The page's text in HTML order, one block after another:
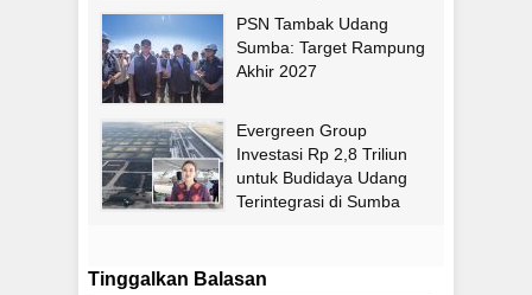
PSN Tambak Udang
Sumba: Target Rampung
Akhir 2027
Evergreen Group
Investasi Rp 2,8 Triliun
untuk Budidaya Udang
Terintegrasi di Sumba
Tinggalkan Balasan